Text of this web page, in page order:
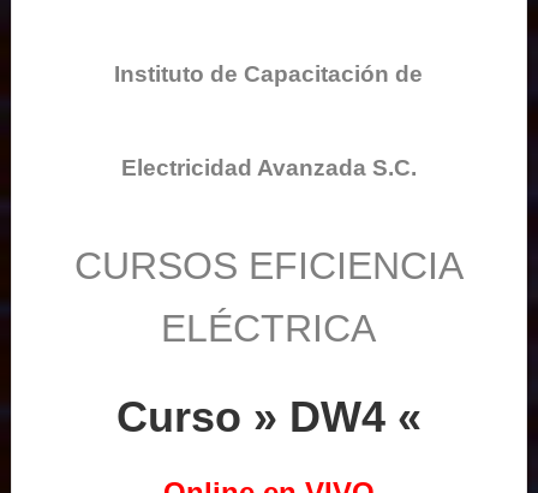
Instituto de Capacitación de
Electricidad Avanzada S.C.
CURSOS EFICIENCIA
ELÉCTRICA
Curso » DW4 «